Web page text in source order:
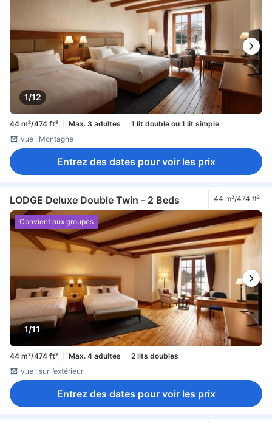
1/12
44 m²/474 ft² Max. 3 adultes
1 lit double ou 1 lit simple
vue : Montagne
Entrez des dates pour voir les prix
LODGE Deluxe Double Twin - 2 Beds 44 m²/474 ft²
1/11
Convient aux groupes
44 m²/474 ft² Max. 4 adultes
2 lits doubles
vue : sur l’extérieur
Entrez des dates pour voir les prix